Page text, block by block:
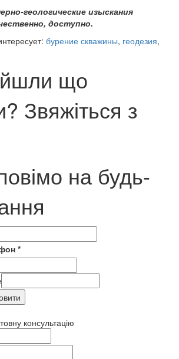
геологические изыскания
доступно.
бурение скважины, геодезия,
що
Звяжіться з
на будь-
*
консультацію